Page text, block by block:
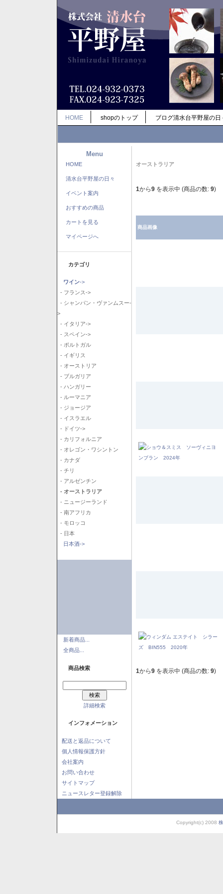
HOME shopのトップ ブログ清水台平野屋の日
Menu
HOME
清水台平野屋の日々
イベント案内
おすすめの商品
カートを見る
マイページへ
カテゴリ
ワイン->
- フランス->
- シャンパン・ヴァンムスー-
>
- イタリア->
- スペイン->
- ポルトガル
- イギリス
- オーストリア
- ブルガリア
- ハンガリー
- ルーマニア
- ジョージア
- イスラエル
- ドイツ->
- カリフォルニア
- オレゴン・ワシントン
- カナダ
- チリ
- アルゼンチン
- オーストラリア
- ニュージーランド
- 南アフリカ
- モロッコ
- 日本
日本酒->
新着商品...
全商品...
商品検索
詳細検索
インフォメーション
配送と返品について
個人情報保護方針
会社案内
お問い合わせ
サイトマップ
ニュースレター登録解除
オーストラリア
1から9 を表示中 (商品の数: 9)
商品画像
1から9 を表示中 (商品の数: 9)
Copyright(c) 2008